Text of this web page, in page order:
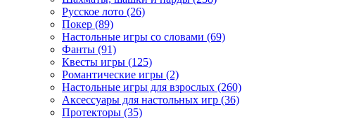
Русское лото (26)
Покер (89)
Настольные игры со словами (69)
Фанты (91)
Квесты игры (125)
Романтические игры (2)
Настольные игры для взрослых (260)
Аксессуары для настольных игр (36)
Протекторы (35)